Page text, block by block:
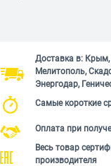
Доставка в: Крым,
Мелитополь,
Энергодар,
Самые короткие
Оплата при
Весь товар
производителя